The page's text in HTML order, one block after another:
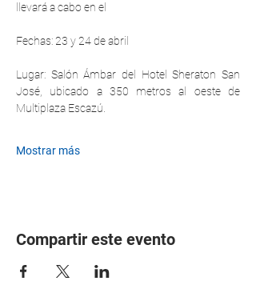
llevará a cabo en el
Fechas: 23 y 24 de abril
Lugar: Salón Ámbar del Hotel Sheraton San
José, ubicado a 350 metros al oeste de
Multiplaza Escazú.
Mostrar más
Compartir este evento